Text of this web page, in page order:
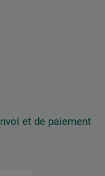
et de paiement